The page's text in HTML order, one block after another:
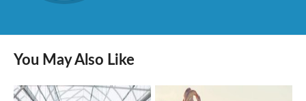
You May Also Like